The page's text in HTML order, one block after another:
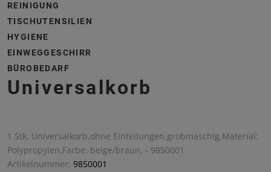
REINIGUNG
TISCHUTENSILIEN
HYGIENE
EINWEGGESCHIRR
BÜROBEDARF
Universalkorb
1 Stk. Universalkorb,ohne Einteilungen,grobmaschig,Material:
Polypropylen,Farbe: beige/braun, - 9850001
Artikelnummer: 9850001